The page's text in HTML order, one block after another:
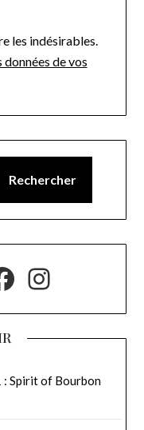
les indésirables.
données de vos
Rechercher
: Spirit of Bourbon